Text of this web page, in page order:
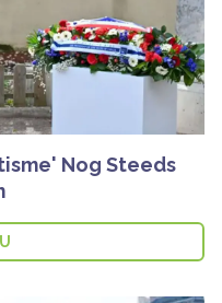
Nog Steeds